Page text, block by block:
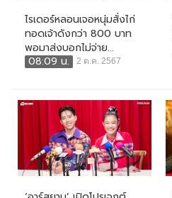
ไรเดอร์หลอนเจอหนุ่มสั่งไก่
ทอดเจ้าดังกว่า 800 บาท
พอมาส่งบอกไม่จ่าย...
08:09 น.
2 ต.ค. 2567